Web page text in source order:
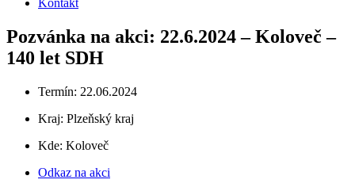
Kontakt
Pozvánka na akci: 22.6.2024 – Koloveč –
140 let SDH
Termín: 22.06.2024
Kraj: Plzeňský kraj
Kde: Koloveč
Odkaz na akci